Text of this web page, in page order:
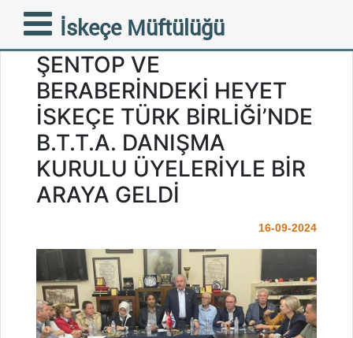
İskeçe Müftülüğü
TBMM ESKI BAŞKANI
PROF. DR. MUSTAFA
ŞENTOP VE
BERABERİNDEKİ HEYET
İSKEÇE TÜRK BİRLİĞİ’NDE
B.T.T.A. DANIŞMA
KURULU ÜYELERİYLE BİR
ARAYA GELDİ
16-09-2024